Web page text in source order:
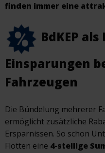
finden immer eine
BdKEP
Einsparungen
Fahrzeugen
Die Bündelung mehrerer
ermöglicht zusätzliche
Ersparnissen. So schon
Flotten eine 4-stellige